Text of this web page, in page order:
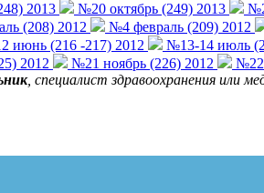
2013 №20 октябрь (249) 2013
(208) 2012 №4 февраль (209) 2012
июнь (216 -217) 2012 №13-14 июль
2012 №21 ноябрь (226) 2012 №22
, специалист здравоохранения или